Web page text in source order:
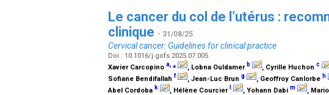
Le cancer du col de l’utérus :
clinique - 31/08/25
Cervical cancer: Guidelines for clinical practice
Doi : 10.1016/j.gofs.2025.07.005
Xavier Carcopino a,⁎ , Lobna Ouldamer b , Cyrille Huchon c
Sofiane Bendifallah f , Jean-Luc Brun g , Geoffroy Canlorbe h
Abel Cordoba k , Hélène Courcier , Yohann Dabi m ,